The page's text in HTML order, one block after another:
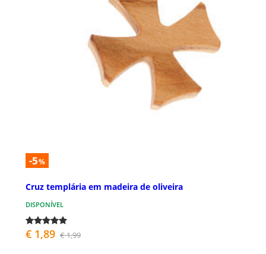
-5%
Cruz templária em madeira de oliveira
DISPONÍVEL
€ 1,89 € 1,99